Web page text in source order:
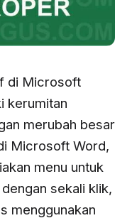
di Microsoft
kerumitan
merubah besar
Microsoft Word,
menu untuk
sekali klik,
menggunakan